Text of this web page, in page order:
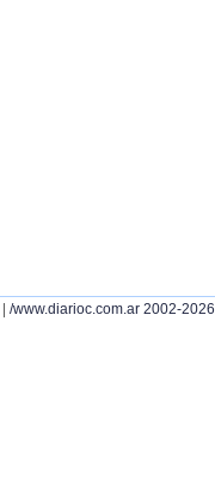
| /www.diarioc.com.ar 2002-2026